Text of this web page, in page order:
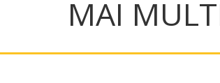
MAI